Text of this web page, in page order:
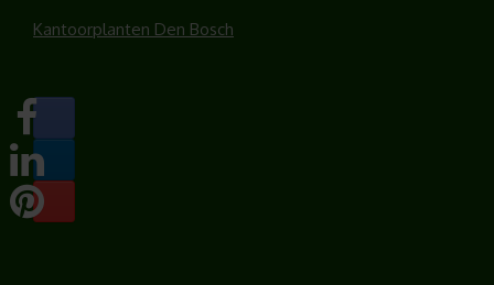
Kantoorplanten Den Bosch